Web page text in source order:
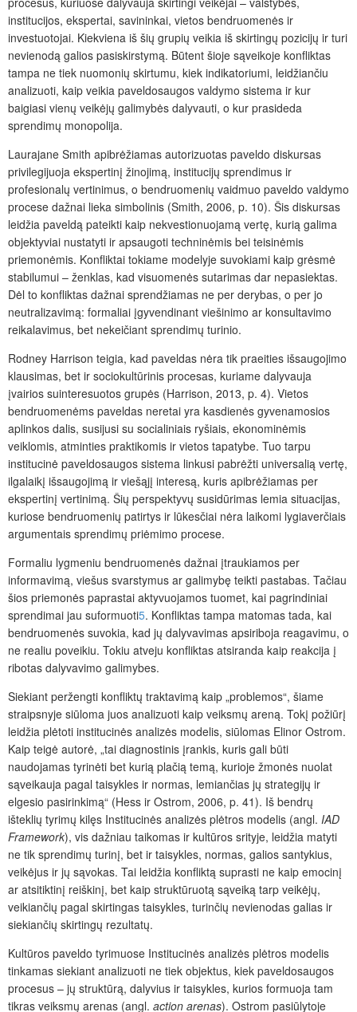
institucijos, ekspertai, savininkai, vietos bendruomenės ir
investuotojai. Kiekviena iš šių grupių veikia iš skirtingų pozicijų ir turi
nevienodą galios pasiskirstymą. Būtent šioje sąveikoje konfliktas
tampa ne tiek nuomonių skirtumu, kiek indikatoriumi, leidžiančiu
analizuoti, kaip veikia paveldosaugos valdymo sistema ir kur
baigiasi vienų veikėjų galimybės dalyvauti, o kur prasideda
sprendimų monopolija.
Laurajane Smith apibrėžiamas autorizuotas paveldo diskursas
privilegijuoja ekspertinį žinojimą, institucijų sprendimus ir
profesionalų vertinimus, o bendruomenių vaidmuo paveldo valdymo
procese dažnai lieka simbolinis (Smith, 2006, p. 10). Šis diskursas
leidžia paveldą pateikti kaip nekvestionuojamą vertę, kurią galima
objektyviai nustatyti ir apsaugoti techninėmis bei teisinėmis
priemonėmis. Konfliktai tokiame modelyje suvokiami kaip grėsmė
stabilumui – ženklas, kad visuomenės sutarimas dar nepasiektas.
Dėl to konfliktas dažnai sprendžiamas ne per derybas, o per jo
neutralizavimą: formaliai įgyvendinant viešinimo ar konsultavimo
reikalavimus, bet nekeičiant sprendimų turinio.
Rodney Harrison teigia, kad paveldas nėra tik praeities išsaugojimo
klausimas, bet ir sociokultūrinis procesas, kuriame dalyvauja
įvairios suinteresuotos grupės (Harrison, 2013, p. 4). Vietos
bendruomenėms paveldas neretai yra kasdienės gyvenamosios
aplinkos dalis, susijusi su socialiniais ryšiais, ekonominėmis
veiklomis, atminties praktikomis ir vietos tapatybe. Tuo tarpu
institucinė paveldosaugos sistema linkusi pabrėžti universalią vertę,
ilgalaikį išsaugojimą ir viešąjį interesą, kuris apibrėžiamas per
ekspertinį vertinimą. Šių perspektyvų susidūrimas lemia situacijas,
kuriose bendruomenių patirtys ir lūkesčiai nėra laikomi lygiaverčiais
argumentais sprendimų priėmimo procese.
Formaliu lygmeniu bendruomenės dažnai įtraukiamos per
informavimą, viešus svarstymus ar galimybę teikti pastabas. Tačiau
šios priemonės paprastai aktyvuojamos tuomet, kai pagrindiniai
sprendimai jau suformuoti5. Konfliktas tampa matomas tada, kai
bendruomenės suvokia, kad jų dalyvavimas apsiriboja reagavimu, o
ne realiu poveikiu. Tokiu atveju konfliktas atsiranda kaip reakcija į
ribotas dalyvavimo galimybes.
Siekiant peržengti konfliktų traktavimą kaip „problemos“, šiame
straipsnyje siūloma juos analizuoti kaip veiksmų areną. Tokį požiūrį
leidžia plėtoti institucinės analizės modelis, siūlomas Elinor Ostrom.
Kaip teigė autorė, „tai diagnostinis įrankis, kuris gali būti
naudojamas tyrinėti bet kurią plačią temą, kurioje žmonės nuolat
sąveikauja pagal taisykles ir normas, lemiančias jų strategijų ir
elgesio pasirinkimą“ (Hess ir Ostrom, 2006, p. 41). Iš bendrų
išteklių tyrimų kilęs Institucinės analizės plėtros modelis (angl. IAD
Framework), vis dažniau taikomas ir kultūros srityje, leidžia matyti
ne tik sprendimų turinį, bet ir taisykles, normas, galios santykius,
veikėjus ir jų sąvokas. Tai leidžia konfliktą suprasti ne kaip emocinį
ar atsitiktinį reiškinį, bet kaip struktūruotą sąveiką tarp veikėjų,
veikiančių pagal skirtingas taisykles, turinčių nevienodas galias ir
siekiančių skirtingų rezultatų.
Kultūros paveldo tyrimuose Institucinės analizės plėtros modelis
tinkamas siekiant analizuoti ne tiek objektus, kiek paveldosaugos
procesus – jų struktūrą, dalyvius ir taisyk­les, kurios formuoja tam
tikras veiksmų arenas (angl. action arenas). Ostrom pasiūlytoje